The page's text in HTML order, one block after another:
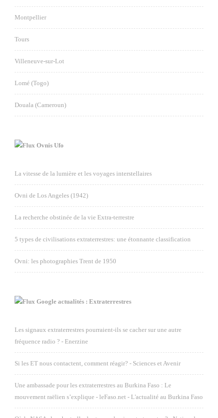
Montpellier
Tours
Villeneuve-sur-Lot
Lomé (Togo)
Douala (Cameroun)
Ovnis Ufo
La vitesse de la lumière et les voyages interstellaires
Ovni de Los Angeles (1942)
La recherche obstinée de la vie Extra-terrestre
5 types de civilisations extraterrestres: une étonnante classification
Ovni: les photographies Trent de 1950
Google actualités : Extraterrestres
Les signaux extraterrestres pourraient-ils se cacher sur une autre
fréquence radio ? - Enerzine
Si les ET nous contactent, comment réagir? - Sciences et Avenir
Une ambassade pour les extraterrestres au Burkina Faso : Le
mouvement raëlien s’explique - leFaso.net - L'actualité au Burkina Faso